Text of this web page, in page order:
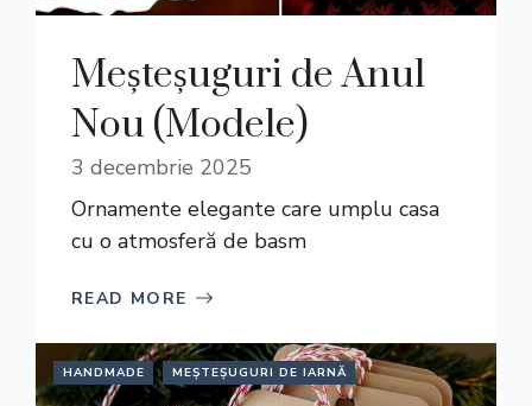
Meșteșuguri de Anul
Nou (Modele)
3 decembrie 2025
Ornamente elegante care umplu casa
cu o atmosferă de basm
READ MORE
HANDMADE MEȘTEȘUGURI DE IARNĂ